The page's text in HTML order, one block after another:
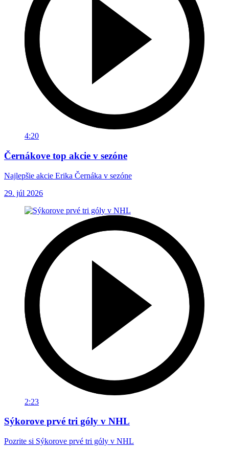
4:20
Černákove top akcie v sezóne
Najlepšie akcie Erika Černáka v sezóne
29. júl 2026
2:23
Sýkorove prvé tri góly v NHL
Pozrite si Sýkorove prvé tri góly v NHL